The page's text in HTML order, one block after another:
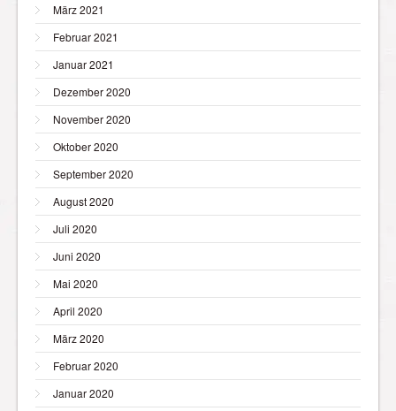
März 2021
Februar 2021
Januar 2021
Dezember 2020
November 2020
Oktober 2020
September 2020
August 2020
Juli 2020
Juni 2020
Mai 2020
April 2020
März 2020
Februar 2020
Januar 2020